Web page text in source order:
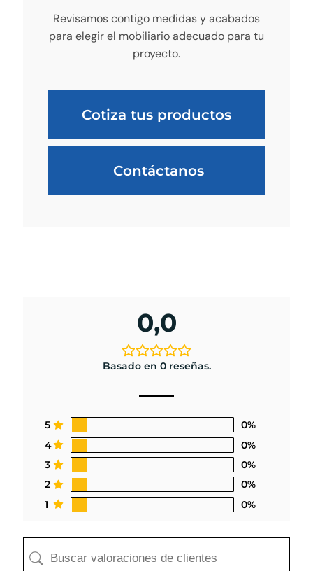
Revisamos contigo medidas y acabados
para elegir el mobiliario adecuado para tu
proyecto.
Cotiza tus productos
Contáctanos
0,0
Basado en 0 reseñas.
5
0%
4
0%
3
0%
2
0%
1
0%